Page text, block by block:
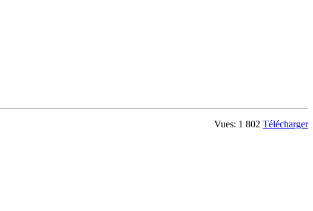
Vues: 1 802 Télécharger